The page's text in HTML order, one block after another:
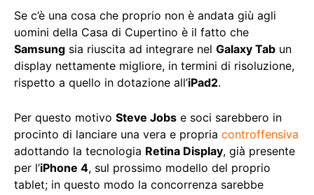
Se c’è una cosa che proprio non è andata giù agli
uomini della Casa di Cupertino è il fatto che
Samsung sia riuscita ad integrare nel Galaxy Tab un
display nettamente migliore, in termini di risoluzione,
rispetto a quello in dotazione all’iPad2.
Per questo motivo Steve Jobs e soci sarebbero in
procinto di lanciare una vera e propria controffensiva
adottando la tecnologia Retina Display, già presente
per l’iPhone 4, sul prossimo modello del proprio
tablet; in questo modo la concorrenza sarebbe